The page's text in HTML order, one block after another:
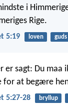
i
Rige.
5:19 loven
er sagt: Du maa
for at begære
5:27-28 bryllup